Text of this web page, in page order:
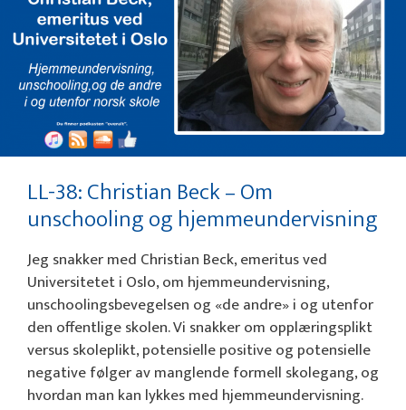
LL-38: Christian Beck – Om
unschooling og hjemmeundervisning
Jeg snakker med Christian Beck, emeritus ved
Universitetet i Oslo, om hjemmeundervisning,
unschoolingsbevegelsen og «de andre» i og utenfor
den offentlige skolen. Vi snakker om opplæringsplikt
versus skoleplikt, potensielle positive og potensielle
negative følger av manglende formell skolegang, og
hvordan man kan lykkes med hjemmeundervisning.